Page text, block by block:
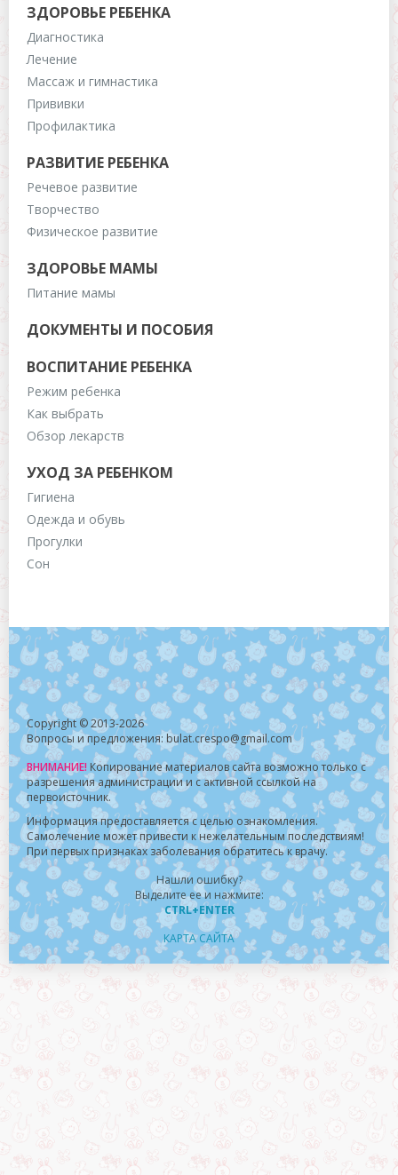
ЗДОРОВЬЕ РЕБЕНКА
Диагностика
Лечение
Массаж и гимнастика
Прививки
Профилактика
РАЗВИТИЕ РЕБЕНКА
Речевое развитие
Творчество
Физическое развитие
ЗДОРОВЬЕ МАМЫ
Питание мамы
ДОКУМЕНТЫ И ПОСОБИЯ
ВОСПИТАНИЕ РЕБЕНКА
Режим ребенка
Как выбрать
Обзор лекарств
УХОД ЗА РЕБЕНКОМ
Гигиена
Одежда и обувь
Прогулки
Сон
Copyright © 2013-2026
Вопросы и предложения: bulat.crespo@gmail.com
ВНИМАНИЕ! Копирование материалов сайта возможно только с
разрешения администрации и с активной ссылкой на
первоисточник.
Информация предоставляется с целью ознакомления.
Самолечение может привести к нежелательным последствиям!
При первых признаках заболевания обратитесь к врачу.
Нашли ошибку?
Выделите ее и нажмите:
CTRL+ENTER
КАРТА САЙТА